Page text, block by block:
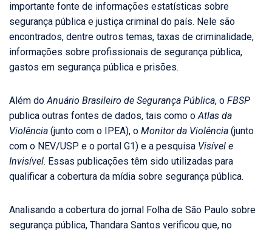
importante fonte de informações estatísticas sobre
segurança pública e justiça criminal do país. Nele são
encontrados, dentre outros temas, taxas de criminalidade,
informações sobre profissionais de segurança pública,
gastos em segurança pública e prisões.
Além doAnuário Brasileiro de Segurança Pública, o FBSP
publica outras fontes de dados, tais como oAtlas da
Violência (junto com o IPEA), o Monitor da Violência (junto
com o NEV/USP e o portal G1) e a pesquisa Visível e
Invisível. Essas publicações têm sido utilizadas para
qualificar a cobertura da mídia sobre segurança pública.
Analisando a cobertura do jornal Folha de São Paulo sobre
segurança pública, Thandara Santos verificou que, no